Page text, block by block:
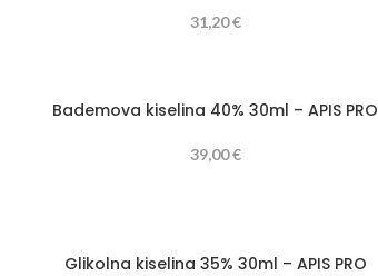
31,20€
Bademova kiselina 40% 30ml – APIS PRO
39,00€
Glikolna kiselina 35% 30ml – APIS PRO